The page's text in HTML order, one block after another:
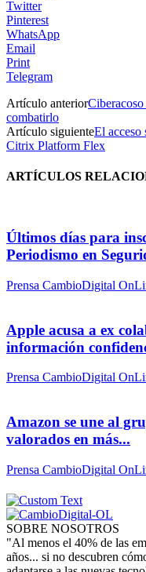
Twitter
Pinterest
WhatsApp
Email
Print
Telegram
Artículo anterior
combatirlo
Artículo siguienteEl acceso
Citrix Platform Flex
ARTÍCULOS
Últimos días para
Periodismo en
Prensa CambioDigital
Apple acusa a ex
información
Prensa CambioDigital
Amazon se une al
valorados en más...
Prensa CambioDigital
SOBRE NOSOTROS
"Al menos el 40% de las
años... si no descubren